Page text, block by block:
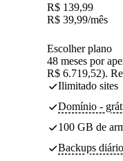
R$ 139,99
R$ 39,99/mês
Escolher plano
48 meses por
R$ 6.719,52).
Ilimitado sites
Domínio -
100 GB de
Backups